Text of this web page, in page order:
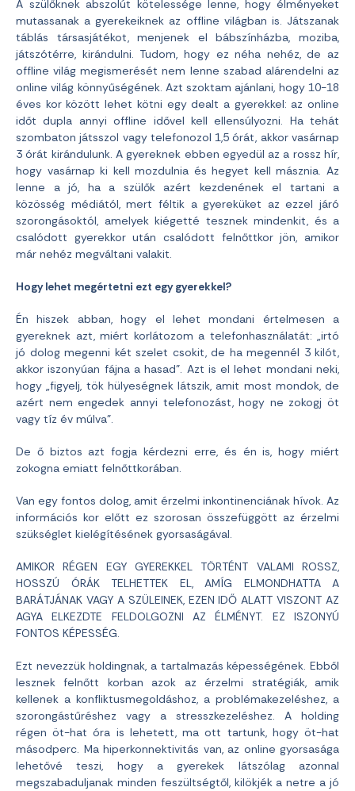
A szülőknek abszolút kötelessége lenne, hogy élményeket
mutassanak a gyerekeiknek az offline világban is. Játszanak
táblás társasjátékot, menjenek el bábszínházba, moziba,
játszótérre, kirándulni. Tudom, hogy ez néha nehéz, de az
offline világ megismerését nem lenne szabad alárendelni az
online világ könnyűségének. Azt szoktam ajánlani, hogy 10-18
éves kor között lehet kötni egy dealt a gyerekkel: az online
időt dupla annyi offline idővel kell ellensúlyozni. Ha tehát
szombaton játsszol vagy telefonozol 1,5 órát, akkor vasárnap
3 órát kirándulunk. A gyereknek ebben egyedül az a rossz hír,
hogy vasárnap ki kell mozdulnia és hegyet kell másznia. Az
lenne a jó, ha a szülők azért kezdenének el tartani a
közösség médiától, mert féltik a gyereküket az ezzel járó
szorongásoktól, amelyek kiégetté tesznek mindenkit, és a
csalódott gyerekkor után csalódott felnőttkor jön, amikor
már nehéz megváltani valakit.
Hogy lehet megértetni ezt egy gyerekkel?
Én hiszek abban, hogy el lehet mondani értelmesen a
gyereknek azt, miért korlátozom a telefonhasználatát: „irtó
jó dolog megenni két szelet csokit, de ha megennél 3 kilót,
akkor iszonyúan fájna a hasad”. Azt is el lehet mondani neki,
hogy „figyelj, tök hülyeségnek látszik, amit most mondok, de
azért nem engedek annyi telefonozást, hogy ne zokogj öt
vagy tíz év múlva”.
De ő biztos azt fogja kérdezni erre, és én is, hogy miért
zokogna emiatt felnőttkorában.
Van egy fontos dolog, amit érzelmi inkontinenciának hívok. Az
információs kor előtt ez szorosan összefüggött az érzelmi
szükséglet kielégítésének gyorsaságával.
AMIKOR RÉGEN EGY GYEREKKEL TÖRTÉNT VALAMI ROSSZ,
HOSSZÚ ÓRÁK TELHETTEK EL, AMÍG ELMONDHATTA A
BARÁTJÁNAK VAGY A SZÜLEINEK, EZEN IDŐ ALATT VISZONT AZ
AGYA ELKEZDTE FELDOLGOZNI AZ ÉLMÉNYT. EZ ISZONYÚ
FONTOS KÉPESSÉG.
Ezt nevezzük holdingnak, a tartalmazás képességének. Ebből
lesznek felnőtt korban azok az érzelmi stratégiák, amik
kellenek a konfliktusmegoldáshoz, a problémakezeléshez, a
szorongástűréshez vagy a stresszkezeléshez. A holding
régen öt-hat óra is lehetett, ma ott tartunk, hogy öt-hat
másodperc. Ma hiperkonnektivitás van, az online gyorsasága
lehetővé teszi, hogy a gyerekek látszólag azonnal
megszabaduljanak minden feszültségtől, kilökjék a netre a jó